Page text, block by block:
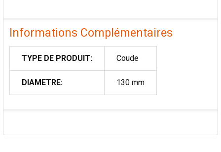
Informations Complémentaires
TYPE DE PRODUIT: Coude
DIAMETRE: 130 mm